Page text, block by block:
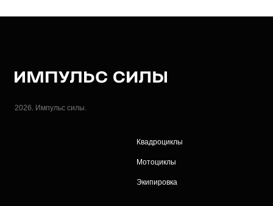
2026. Импульс силы.
Квадроциклы
Мотоциклы
Экипировка